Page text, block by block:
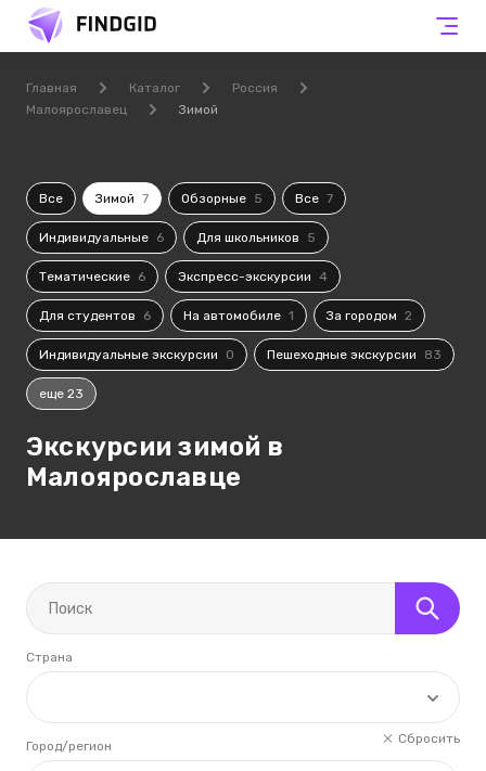
Главная Каталог
Россия
Малоярославец
Зимой
Все Зимой 7 Обзорные 5 Все 7
Индивидуальные 6 Для школьников 5
Тематические 6 Экспресс-экскурсии 4
Для студентов 6 На автомобиле 1 За городом 2
Индивидуальные экскурсии 0 Пешеходные экскурсии 83
еще 23
Экскурсии зимой в
Малоярославце
Страна
Сбросить
Город/регион